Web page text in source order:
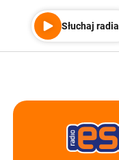
Słuchaj radia